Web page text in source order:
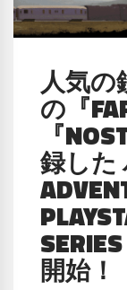
人気の
の『
『
録した
開始！